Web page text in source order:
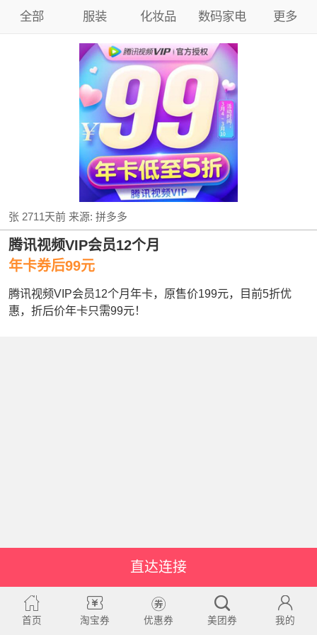
全部 服装 化妆品 数码家电 更多
张 2711天前来源:拼多多
腾讯视频VIP会员12个月
年卡券后99元
腾讯视频VIP会员12个月年卡，原售价199元，目前5折优
惠，折后价年卡只需99元！
直达连接
首页 淘宝券 优惠券 美团券 我的